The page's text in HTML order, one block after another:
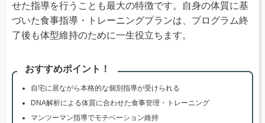
せた指導を行うことも最大の特徴です。自身の体質に基
づいた食事指導・トレーニングプランは、プログラム終
了後も体型維持のために一生役立ちます。
おすすめポイント！
自宅に居ながら本格的な個別指導が受けられる
DNA解析による体質に合わせた食事管理・トレーニング
マンツーマン指導でモチベーション維持